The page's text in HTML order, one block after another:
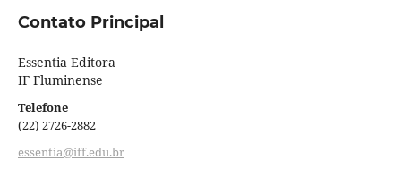
Contato Principal
Essentia Editora
IF Fluminense
Telefone
(22) 2726-2882
essentia@iff.edu.br